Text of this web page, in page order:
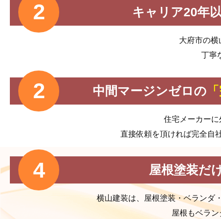
キャリア20年
大府市の
丁寧
中間マージンゼロの
住宅メーカー
直接依頼を頂ければ完全自
屋根塗装だ
横山建装は、屋根塗装・ベランダ
屋根もベラ